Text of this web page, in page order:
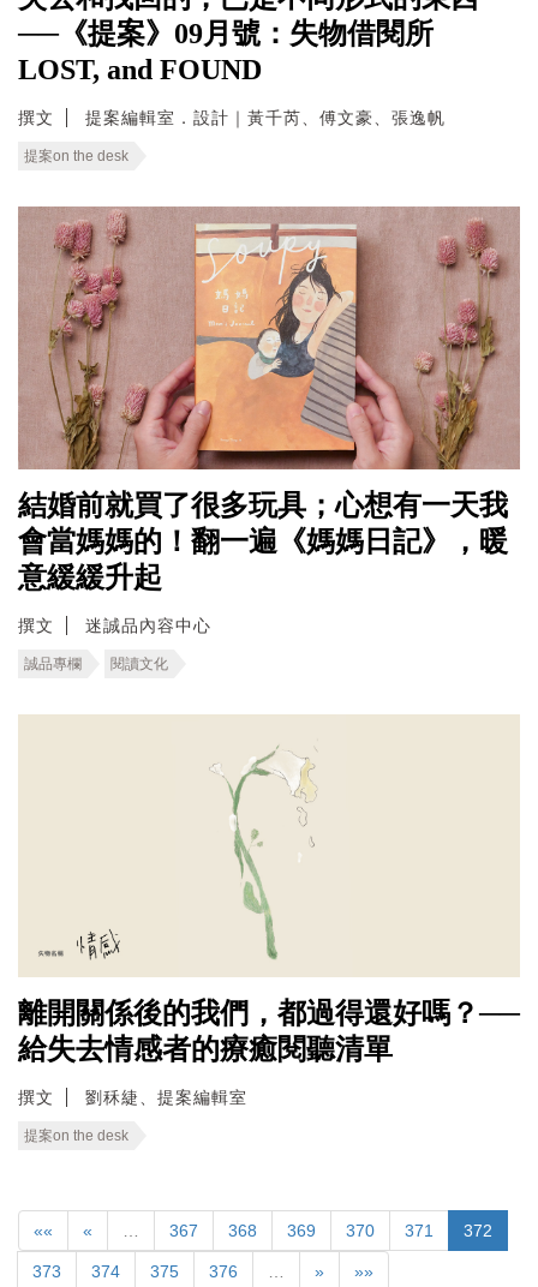
──《提案》09月號：失物借閱所
LOST, and FOUND
撰文 提案編輯室．設計｜黃千芮、傅文豪、張逸帆
提案on the desk
結婚前就買了很多玩具；心想有一天我
會當媽媽的！翻一遍《媽媽日記》，暖
意緩緩升起
撰文 迷誠品內容中心
誠品專欄 閱讀文化
離開關係後的我們，都過得還好嗎？──
給失去情感者的療癒閱聽清單
撰文 劉秝緁、提案編輯室
提案on the desk
«« « 367 368 369 370 371 372
373 374 375 376 » »»